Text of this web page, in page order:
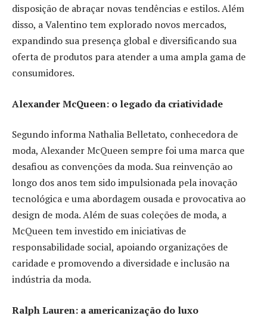
disposição de abraçar novas tendências e estilos. Além
disso, a Valentino tem explorado novos mercados,
expandindo sua presença global e diversificando sua
oferta de produtos para atender a uma ampla gama de
consumidores.
Alexander McQueen: o legado da criatividade
Segundo informa Nathalia Belletato, conhecedora de
moda, Alexander McQueen sempre foi uma marca que
desafiou as convenções da moda. Sua reinvenção ao
longo dos anos tem sido impulsionada pela inovação
tecnológica e uma abordagem ousada e provocativa ao
design de moda. Além de suas coleções de moda, a
McQueen tem investido em iniciativas de
responsabilidade social, apoiando organizações de
caridade e promovendo a diversidade e inclusão na
indústria da moda.
Ralph Lauren: a americanização do luxo